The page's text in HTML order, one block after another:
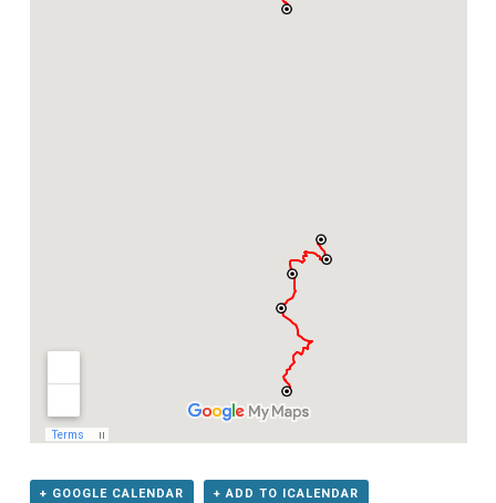
+ GOOGLE CALENDAR + ADD TO ICALENDAR